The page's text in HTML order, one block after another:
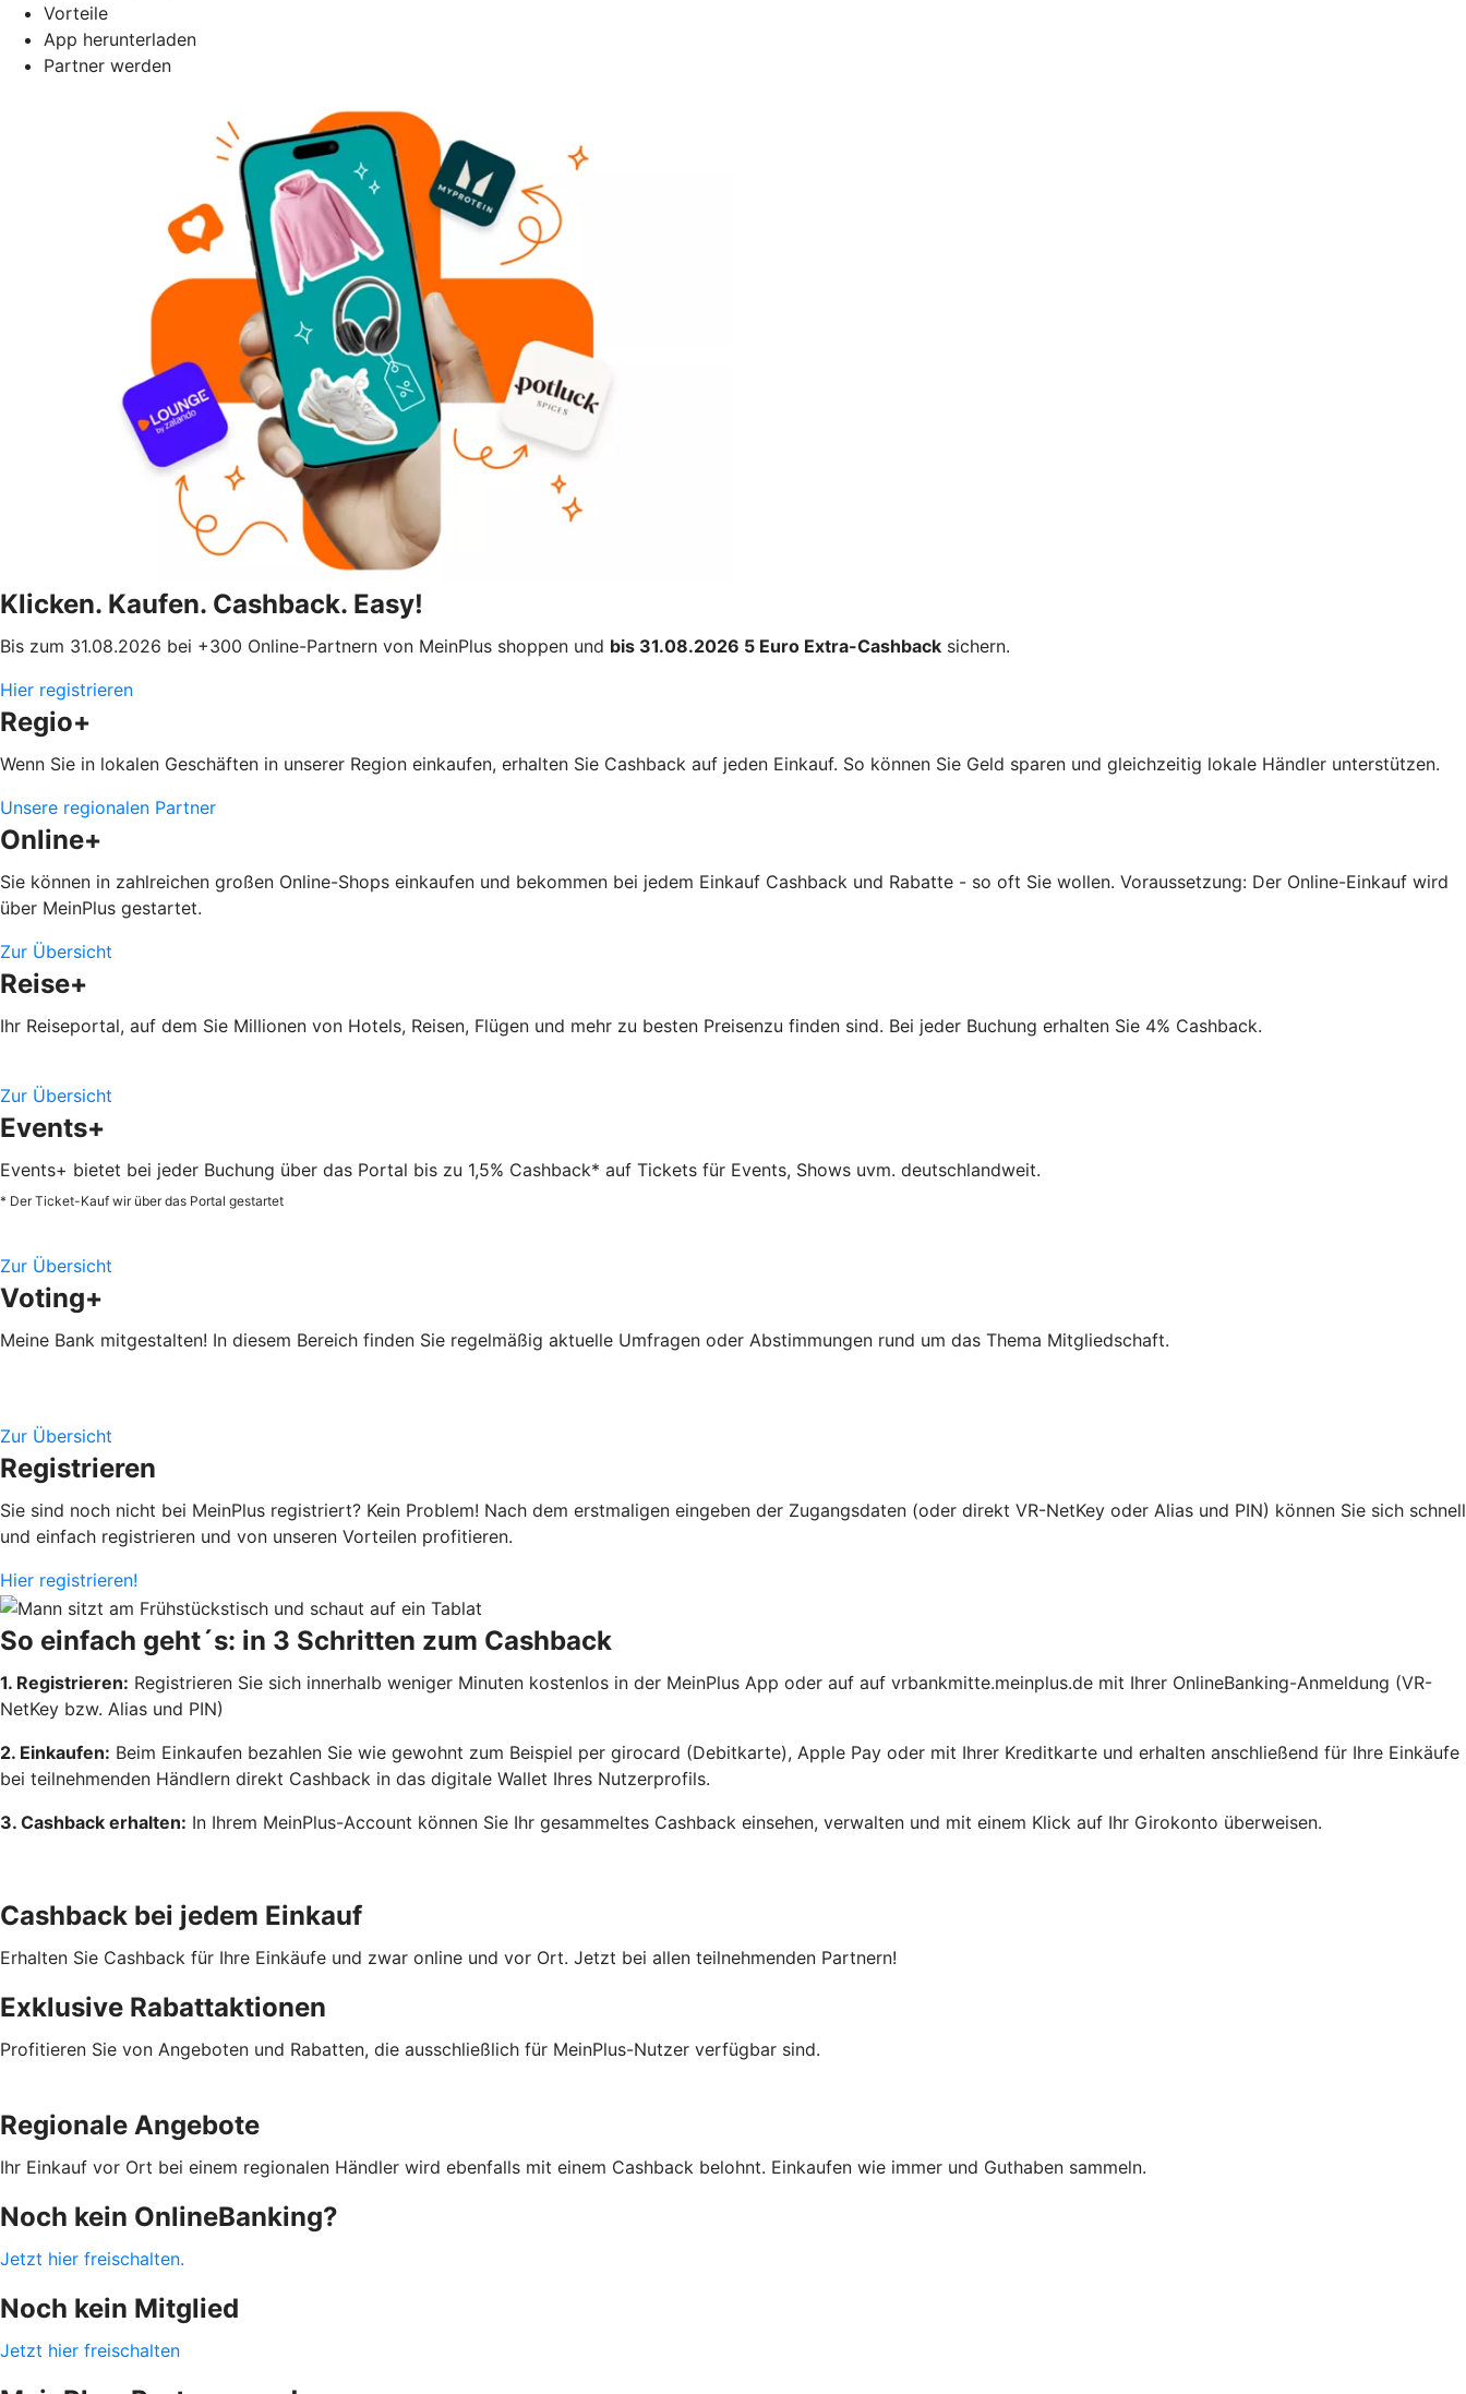
Vorteile
App herunterladen
Partner werden
Klicken. Kaufen. Cashback. Easy!
Bis zum 31.08.2026 bei +300 Online-Partnern von MeinPlus shoppen und bis 31.08.2026 5 Euro Extra-Cashback sichern.
Hier registrieren
Regio+
Wenn Sie in lokalen Geschäften in unserer Region einkaufen, erhalten Sie Cashback auf jeden Einkauf. So können Sie Geld sparen und gleichzeitig lokale Händler unterstützen.
Unsere regionalen Partner
Online+
Sie können in zahlreichen großen Online-Shops einkaufen und bekommen bei jedem Einkauf Cashback und Rabatte - so oft Sie wollen. Voraussetzung: Der Online-Einkauf wird
über MeinPlus gestartet.
Zur Übersicht
Reise+
Ihr Reiseportal, auf dem Sie Millionen von Hotels, Reisen, Flügen und mehr zu besten Preisenzu finden sind. Bei jeder Buchung erhalten Sie 4% Cashback.
Zur Übersicht
Events+
Events+ bietet bei jeder Buchung über das Portal bis zu 1,5% Cashback* auf Tickets für Events, Shows uvm. deutschlandweit.
* Der Ticket-Kauf wir über das Portal gestartet
Zur Übersicht
Voting+
Meine Bank mitgestalten! In diesem Bereich finden Sie regelmäßig aktuelle Umfragen oder Abstimmungen rund um das Thema Mitgliedschaft.
Zur Übersicht
Registrieren
Sie sind noch nicht bei MeinPlus registriert? Kein Problem! Nach dem erstmaligen eingeben der Zugangsdaten (oder direkt VR-NetKey oder Alias und PIN) können Sie sich schnell
und einfach registrieren und von unseren Vorteilen profitieren.
Hier registrieren!
So einfach geht´s: in 3 Schritten zum Cashback
1. Registrieren: Registrieren Sie sich innerhalb weniger Minuten kostenlos in der MeinPlus App oder auf auf vrbankmitte.meinplus.de mit Ihrer OnlineBanking-Anmeldung (VR-
NetKey bzw. Alias und PIN)
2. Einkaufen: Beim Einkaufen bezahlen Sie wie gewohnt zum Beispiel per girocard (Debitkarte), Apple Pay oder mit Ihrer Kreditkarte und erhalten anschließend für Ihre Einkäufe
bei teilnehmenden Händlern direkt Cashback in das digitale Wallet Ihres Nutzerprofils.
3. Cashback erhalten: In Ihrem MeinPlus-Account können Sie Ihr gesammeltes Cashback einsehen, verwalten und mit einem Klick auf Ihr Girokonto überweisen.
Cashback bei jedem Einkauf
Erhalten Sie Cashback für Ihre Einkäufe und zwar online und vor Ort. Jetzt bei allen teilnehmenden Partnern!
Exklusive Rabattaktionen
Profitieren Sie von Angeboten und Rabatten, die ausschließlich für MeinPlus-Nutzer verfügbar sind.
Regionale Angebote
Ihr Einkauf vor Ort bei einem regionalen Händler wird ebenfalls mit einem Cashback belohnt. Einkaufen wie immer und Guthaben sammeln.
Noch kein OnlineBanking?
Jetzt hier freischalten.
Noch kein Mitglied
Jetzt hier freischalten